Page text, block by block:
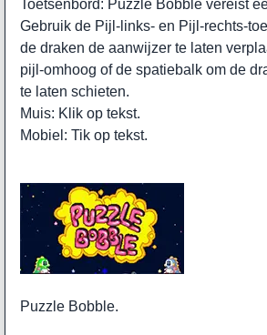
Toetsenbord: Puzzle Bobble vereist
Gebruik de Pijl-links- en Pijl-rechts-
de draken de aanwijzer te laten
pijl-omhoog of de spatiebalk om de
te laten schieten.
Muis: Klik op tekst.
Mobiel: Tik op tekst.
Puzzle Bobble.